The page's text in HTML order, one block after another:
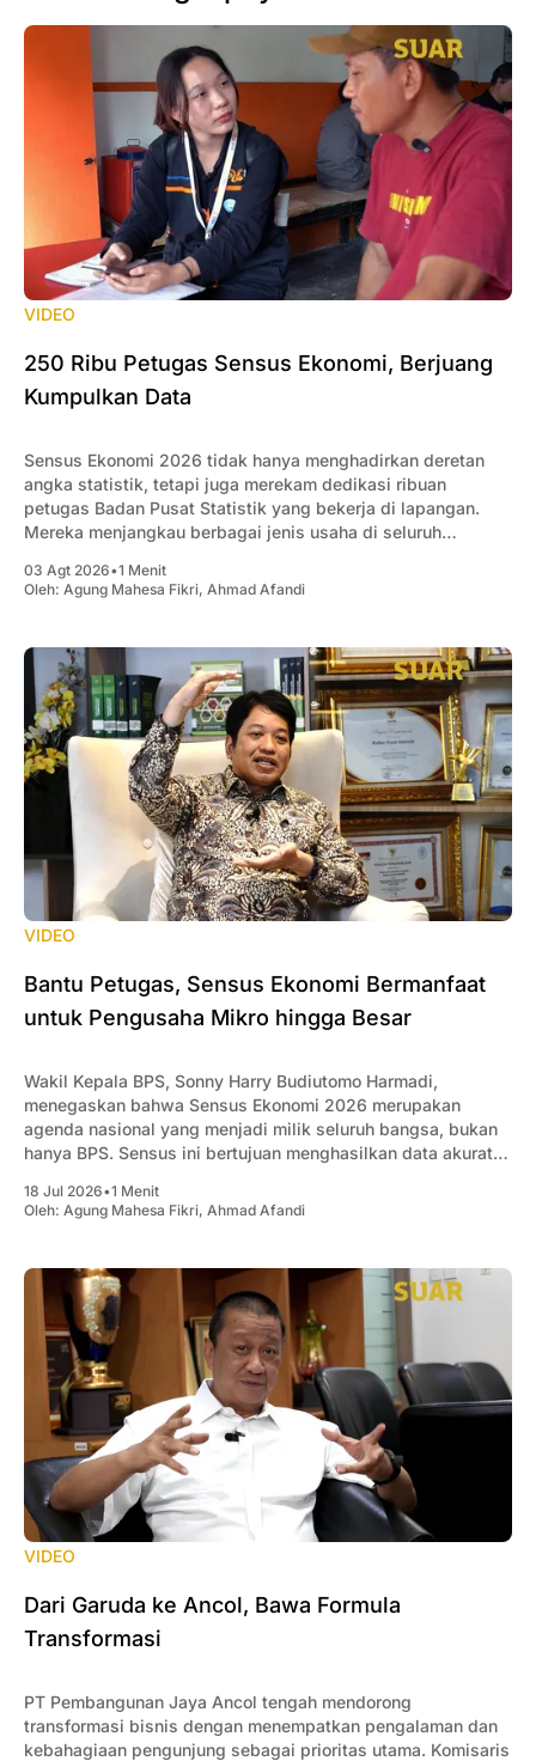
VIDEO
250 Ribu Petugas Sensus Ekonomi, Berjuang
Kumpulkan Data
Sensus Ekonomi 2026 tidak hanya menghadirkan deretan
angka statistik, tetapi juga merekam dedikasi ribuan
petugas Badan Pusat Statistik yang bekerja di lapangan.
Mereka menjangkau berbagai jenis usaha di seluruh
perusahaan berskala besar, untuk memastikan setiap
aktivitas ekonomi tercatat secara menyeluruh. Dalam
03 Agt 2026•1 Menit
Oleh: Agung Mahesa Fikri, Ahmad Afandi
VIDEO
Bantu Petugas, Sensus Ekonomi Bermanfaat
untuk Pengusaha Mikro hingga Besar
Wakil Kepala BPS, Sonny Harry Budiutomo Harmadi,
menegaskan bahwa Sensus Ekonomi 2026 merupakan
agenda nasional yang menjadi milik seluruh bangsa, bukan
hanya BPS. Sensus ini bertujuan menghasilkan data akurat
dasar penyusunan kebijakan pemerintah, sekaligus menjadi
18 Jul 2026•1 Menit
Oleh: Agung Mahesa Fikri, Ahmad Afandi
VIDEO
Dari Garuda ke Ancol, Bawa Formula
Transformasi
PT Pembangunan Jaya Ancol tengah mendorong
transformasi bisnis dengan menempatkan pengalaman dan
kebahagiaan pengunjung sebagai prioritas utama. Komisaris